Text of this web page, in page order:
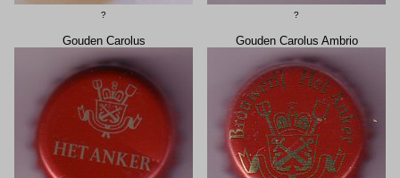
? ?
Gouden Carolus Gouden Carolus Ambrio